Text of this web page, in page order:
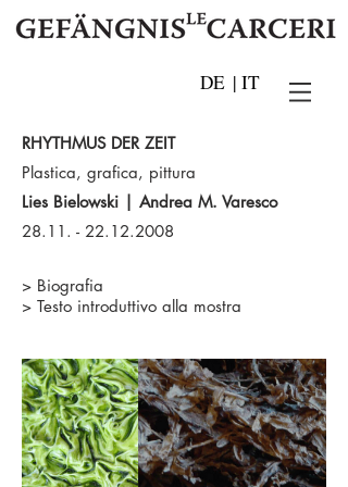
IT
|
DE
RHYTHMUS DER ZEIT
Plastica, grafica, pittura
Lies Bielowski | Andrea M. Varesco
28.11. - 22.12.2008
> Biografia
> Testo introduttivo alla mostra